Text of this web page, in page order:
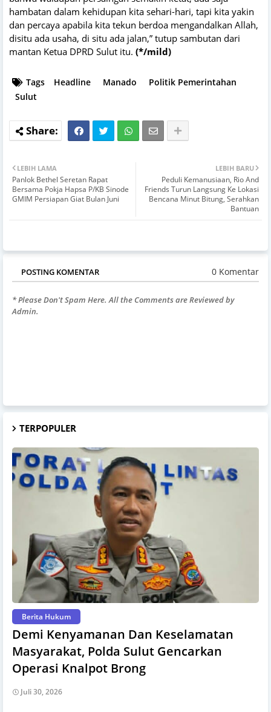
hambatan dalam kehidupan kita sehari-hari, tapi kita yakin
dan percaya apabila kita tekun berdoa mengandalkan Allah,
disitu ada usaha, di situ ada jalan,” tutup sambutan dari
mantan Ketua DPRD Sulut itu. (*/mild)
Tags Headline Manado
Politik Pemerintahan
Sulut
LEBIH BARU
Peduli Kemanusiaan, Rio And
Friends Turun Langsung Ke Lokasi
Bencana Minut Bitung, Serahkan
Bantuan
LEBIH LAMA
Panlok Bethel Seretan Rapat
Bersama Pokja Hapsa P/KB Sinode
GMIM Persiapan Giat Bulan Juni
POSTING KOMENTAR 0 Komentar
* Please Don't Spam Here. All the Comments are Reviewed by
Admin.
TERPOPULER
Berita Hukum
Demi Kenyamanan Dan Keselamatan
Masyarakat, Polda Sulut Gencarkan
Operasi Knalpot Brong
Juli 30, 2026